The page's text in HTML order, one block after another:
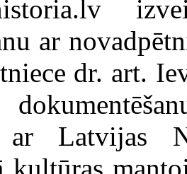
ar
dr. art.
ar Latvijas